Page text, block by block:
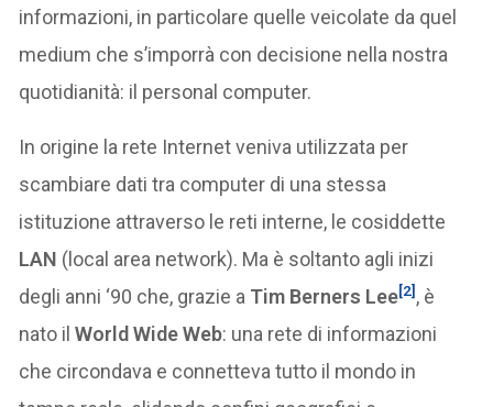
informazioni, in particolare quelle veicolate da quel
medium che s’imporrà con decisione nella nostra
quotidianità: il personal computer.
In origine la rete Internet veniva utilizzata per
scambiare dati tra computer di una stessa
istituzione attraverso le reti interne, le cosiddette
LAN (local area network). Ma è soltanto agli inizi
degli anni ‘90 che, grazie a Tim Berners Lee[2] , è
nato ilWorld Wide Web: una rete di informazioni
che circondava e connetteva tutto il mondo in